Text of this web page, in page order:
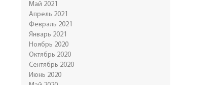
Май 2021
Апрель 2021
Февраль 2021
Январь 2021
Ноябрь 2020
Октябрь 2020
Сентябрь 2020
Июнь 2020